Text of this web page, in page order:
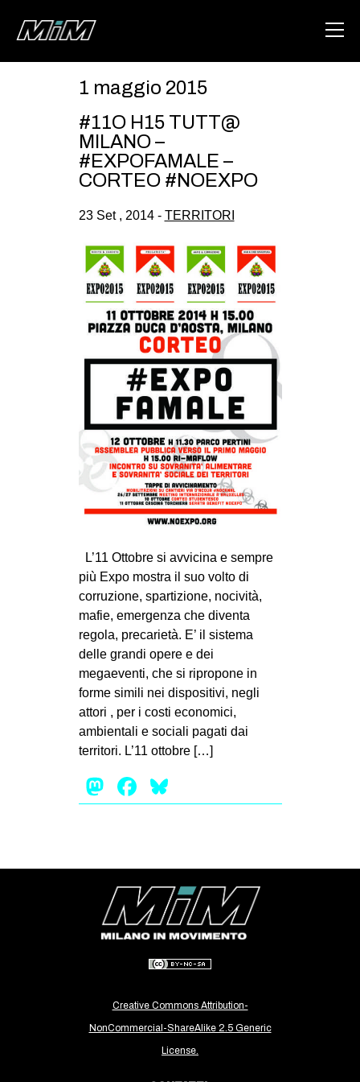
AREA
CSOA LAMBRETTA
MSM
STUDENTI TSUNAMI
ZAM
MILANO
MOBILITAZIONI
SPAZI
SPORT POPOLARE
MOVIMENTI
AMBIENTE
GENERI
MIGRAZIONI
PRECARIATO
REPRESSIONE
STUDENTI
CULTURE
CINEMA
INTERNAZIONALE
AFRICA
AMERICHE
MEDIO ORIENTE
1 maggio 2015
#11O H15 TUTT@
MILANO –
#EXPOFAMALE –
CORTEO #NOEXPO
23 Set , 2014 - TERRITORI
L’11 Ottobre si avvicina e sempre
più Expo mostra il suo volto di
corruzione, spartizione, nocività,
mafie, emergenza che diventa
regola, precarietà. E’ il sistema
delle grandi opere e dei
megaeventi, che si ripropone in
forme simili nei dispositivi, negli
attori , per i costi economici,
ambientali e sociali pagati dai
territori. L’11 ottobre […]
Mastodon
Facebook
Creative Commons Attribution-
NonCommercial-ShareAlike 2.5 Generic
License.